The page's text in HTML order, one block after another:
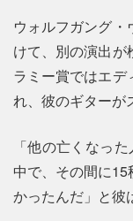
ウォルフガング
けて、別の演出
ラミー賞ではエデ
れ、彼のギターが
「他の亡くなっ
中で、その間に
かったんだ」と彼